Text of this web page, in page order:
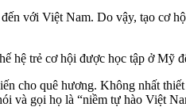
với Việt Nam. Do vậy, tạo cơ
hệ trẻ cơ hội được học tập ở Mỹ
cho quê hương. Không nhất
và gọi họ là “niềm tự hào Việt